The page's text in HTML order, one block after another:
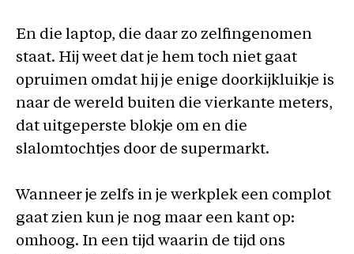
En die laptop, die daar zo zelfingenomen
staat. Hij weet dat je hem toch niet gaat
opruimen omdat hij je enige doorkijkluikje is
naar de wereld buiten die vierkante meters,
dat uitgeperste blokje om en die
slalomtochtjes door de supermarkt.
Wanneer je zelfs in je werkplek een complot
gaat zien kun je nog maar een kant op:
omhoog. In een tijd waarin de tijd ons